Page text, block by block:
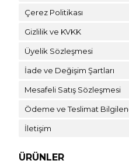
Çerez Politikası
Gizlilik ve KVKK
Üyelik Sözleşmesi
İade ve Değişim Şartları
Mesafeli Satış Sözleşmesi
Ödeme ve Teslimat
İletişim
ÜRÜNLER